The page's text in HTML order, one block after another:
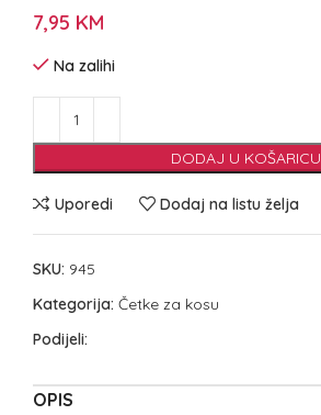
7,95 KM
Na zalihi
DODAJ U KOŠARICU
Uporedi Dodaj na listu želja
SKU: 945
Kategorija: Četke za kosu
Podijeli:
OPIS